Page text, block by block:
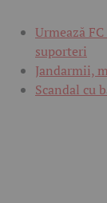
Urmează
suporteri
Jandarmii,
Scandal cu